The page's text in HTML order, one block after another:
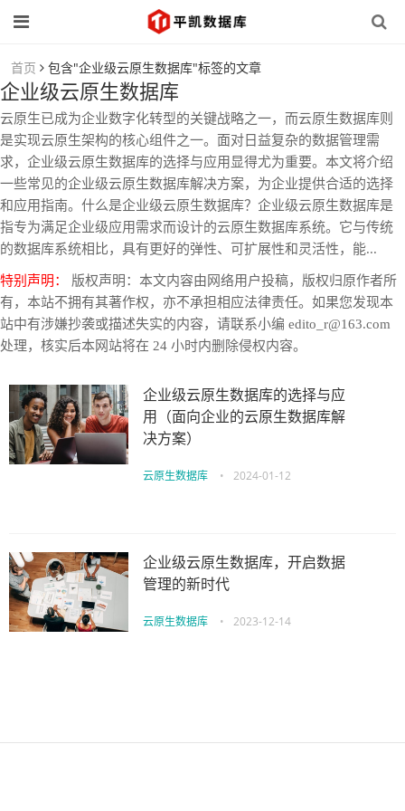
首页 包含"企业级云原生数据库"标签的文章
企业级云原生数据库
云原生已成为企业数字化转型的关键战略之一，而云原生数据库则
是实现云原生架构的核心组件之一。面对日益复杂的数据管理需
求，企业级云原生数据库的选择与应用显得尤为重要。本文将介绍
一些常见的企业级云原生数据库解决方案，为企业提供合适的选择
和应用指南。什么是企业级云原生数据库？企业级云原生数据库是
指专为满足企业级应用需求而设计的云原生数据库系统。它与传统
的数据库系统相比，具有更好的弹性、可扩展性和灵活性，能...
特别声明：
版权声明：本文内容由网络用户投稿，版权归原作者所
有，本站不拥有其著作权，亦不承担相应法律责任。如果您发现本
站中有涉嫌抄袭或描述失实的内容，请联系小编 edito_r@163.com
处理，核实后本网站将在 24 小时内删除侵权内容。
企业级云原生数据库的选择与应
用（面向企业的云原生数据库解
决方案）
云原生数据库 • 2024-01-12
企业级云原生数据库，开启数据
管理的新时代
云原生数据库 • 2023-12-14